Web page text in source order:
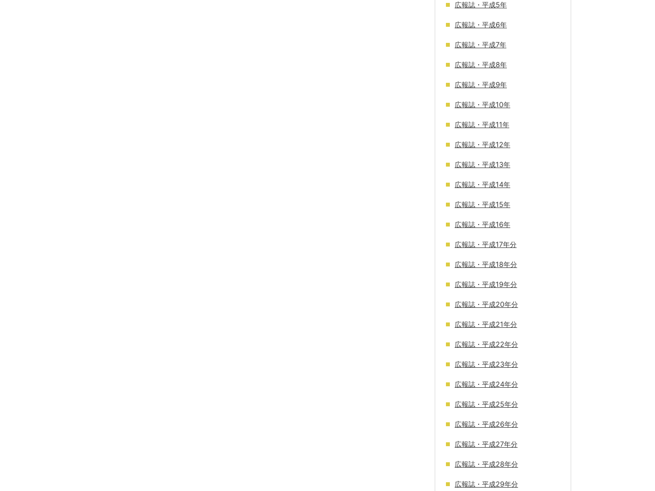
広報誌・平成5年
広報誌・平成6年
広報誌・平成7年
広報誌・平成8年
広報誌・平成9年
広報誌・平成10年
広報誌・平成11年
広報誌・平成12年
広報誌・平成13年
広報誌・平成14年
広報誌・平成15年
広報誌・平成16年
広報誌・平成17年分
広報誌・平成18年分
広報誌・平成19年分
広報誌・平成20年分
広報誌・平成21年分
広報誌・平成22年分
広報誌・平成23年分
広報誌・平成24年分
広報誌・平成25年分
広報誌・平成26年分
広報誌・平成27年分
広報誌・平成28年分
広報誌・平成29年分